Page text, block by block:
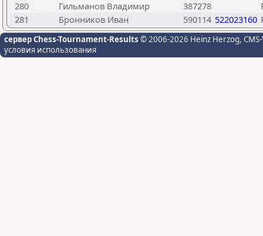
280 Гильманов Владимир 387278
281
Бронников Иван 590114 522023160
сервер Chess-Tournament-Results © 2006-2026 Heinz Herzog,
условия использования